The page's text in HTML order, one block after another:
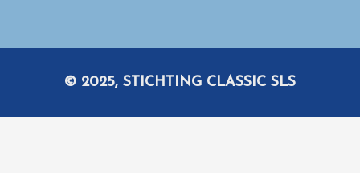
© 2025, STICHTING CLASSIC SLS